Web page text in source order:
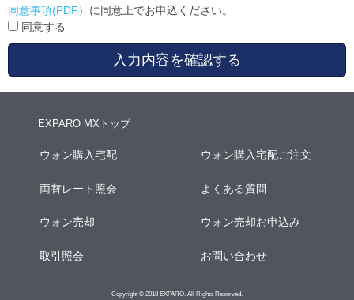
同意事項(PDF） に同意上でお申込ください。
同意する
入力内容を確認する
EXPARO MXトップ
ウォン購入宅配 ウォン購入宅配ご注文
両替レート照会 よくある質問
ウォン売却 ウォン売却お申込み
取引照会 お問い合わせ
Copyright © 2018 EXPARO. All Rights Reserved.